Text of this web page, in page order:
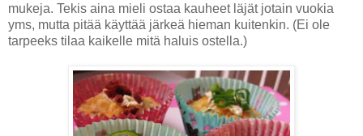
mukeja. Tekis aina mieli ostaa kauheet läjät jotain vuokia
yms, mutta pitää käyttää järkeä hieman kuitenkin. (Ei ole
tarpeeks tilaa kaikelle mitä haluis ostella.)